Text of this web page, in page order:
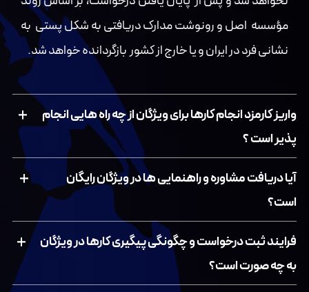
مؤسسه اصل و رونوشت مدارک دریافتی به شکل پستی به
نشانی فرد در ایران و یا خارج از کشور بازگردانده خواهد شد.
واریز کارمزد انجام کارها برای ویژگان از چه راه هایی انجام
پذیر است ؟
آیا دریافت مشاوره و راهنمایی ها در ویژگان رایگان
است؟
فرایند ثبت درخواست و چگونگی پیگیری کارها در ویژگان
به چه صورت است؟